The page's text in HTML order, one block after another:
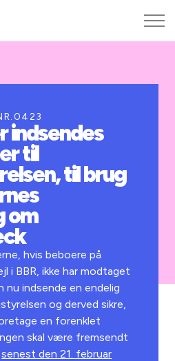
indsendes
til
til brug
om
hvis beboere på
i BBR, ikke har modtaget
nu indsende en endelig
og derved sikre,
en forenklet
skal være fremsendt
senest den 21. februar